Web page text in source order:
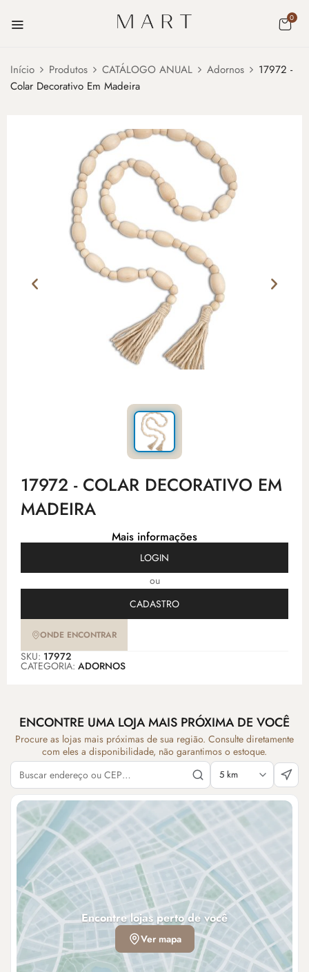
0
Início Produtos CATÁLOGO ANUAL Adornos
17972 -
Colar Decorativo Em Madeira
17972 - COLAR DECORATIVO EM
MADEIRA
Mais informações
LOGIN
ou
CADASTRO
ONDE ENCONTRAR
SKU: 17972
CATEGORIA: ADORNOS
ENCONTRE UMA LOJA MAIS PRÓXIMA DE VOCÊ
Procure as lojas mais próximas de sua região. Consulte diretamente
com eles a disponibilidade, não garantimos o estoque.
Encontre lojas perto de você
Ver mapa